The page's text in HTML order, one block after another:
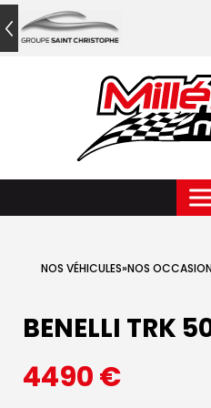
NOS VÉHICULES»NOS
BENELLI TRK
4490€